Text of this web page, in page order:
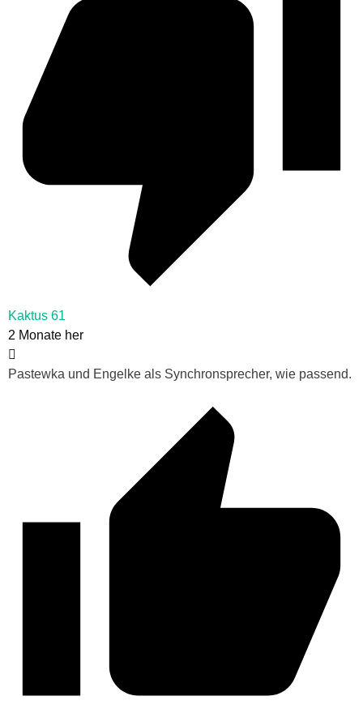
Kaktus 61
2 Monate her
Pastewka und Engelke als Synchronsprecher, wie passend.